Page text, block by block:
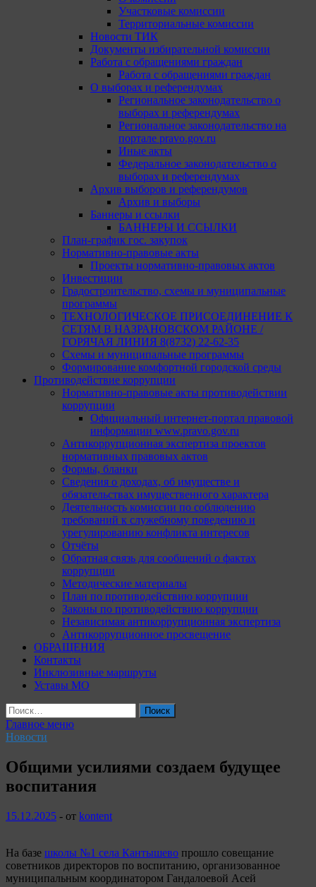
Участковые комиссии
Территориальные комиссии
Новости ТИК
Документы избирательной комиссии
Работа с обращениями граждан
Работа с обращениями граждан
О выборах и референдумах
Региональное законодательство о
выборах и референдумах
Региональное законодательство на
портале pravo.gov.ru
Иные акты
Федеральное законодательство о
выборах и референдумах
Архив выборов и референдумов
Архив и выборы
Баннеры и ссылки
БАННЕРЫ И ССЫЛКИ
План-график гос. закупок
Нормативно-правовые акты
Проекты нормативно-правовых актов
Инвестиции
Градостроительство, схемы и муниципальные
программы
ТЕХНОЛОГИЧЕСКОЕ ПРИСОЕДИНЕНИЕ К
СЕТЯМ В НАЗРАНОВСКОМ РАЙОНЕ /
ГОРЯЧАЯ ЛИНИЯ 8(8732) 22-62-35
Схемы и муниципальные программы
Формирование комфортной городской среды
Противодействие коррупции
Нормативно-правовые акты противодействии
коррупции
Официальный интернет-портал правовой
информации www.pravo.gov.ru
Антикоррупционная экспертиза проектов
нормативных правовых актов
Формы, бланки
Сведения о доходах, об имуществе и
обязательствах имущественного характера
Деятельность комиссии по соблюдению
требований к служебному поведению и
урегулированию конфликта интересов
Отчёты
Обратная связь для сообщений о фактах
коррупции
Методические материалы
План по противодействию коррупции
Законы по противодействию коррупции
Независимая антикоррупционная экспертиза
Антикоррупционное просвещение
ОБРАЩЕНИЯ
Контакты
Инклюзивные маршруты
Уставы МО
Найти:
Главное меню
Новости
Общими усилиями создаем будущее
воспитания
15.12.2025 - от kontent
На базе школы №1 села Кантышево прошло совещание
советников директоров по воспитанию, организованное
муниципальным координатором Гандалоевой Асей